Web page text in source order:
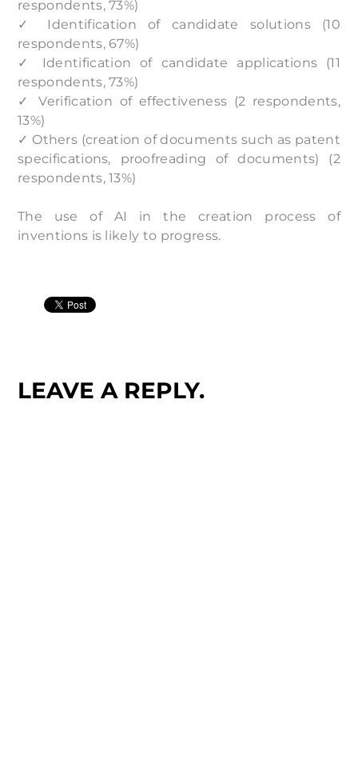
respondents, 73%)
✓ Identification of candidate solutions (10
respondents, 67%)
✓ Identification of candidate applications (11
respondents, 73%)
✓ Verification of effectiveness (2 respondents,
13%)
✓ Others (creation of documents such as patent
specifications, proofreading of documents) (2
respondents, 13%)
The use of AI in the creation process of
inventions is likely to progress.
LEAVE A REPLY.